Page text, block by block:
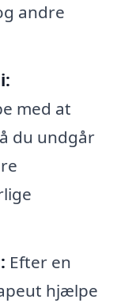
andre
med at
du undgår
Efter en
hjælpe